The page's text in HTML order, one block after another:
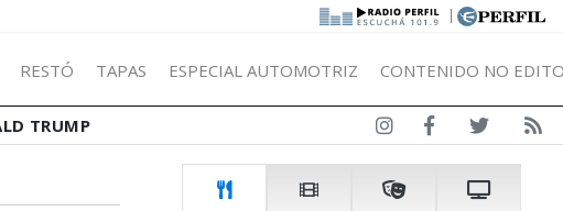
|
RESTÓ TAPAS ESPECIAL AUTOMOTRIZ CONTENIDO NO
TRUMP